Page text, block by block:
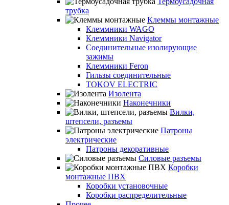
трубка
Клеммы монтажные
Клеммники WAGO
Клеммники Navigator
Соединительные изолирующие
зажимы
Клеммники Feron
Гильзы соединительные
TOKOV ELECTRIC
Изолента
Наконечники
Вилки,
штепсели, разъемы
Патроны
электрические
Патроны декоративные
Силовые разъемы
Коробки
монтажные ПВХ
Коробки установочные
Коробки распределительные